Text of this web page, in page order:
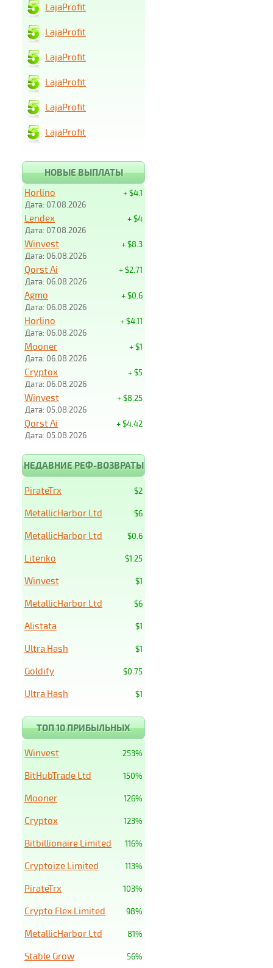
LajaProfit
LajaProfit
LajaProfit
LajaProfit
LajaProfit
LajaProfit
НОВЫЕ ВЫПЛАТЫ
+ $4.1
Horlino
Дата: 07.08.2026
+ $4
Lendex
Дата: 07.08.2026
+ $8.3
Winvest
Дата: 06.08.2026
+ $2.71
Qorst Ai
Дата: 06.08.2026
+ $0.6
Agmo
Дата: 06.08.2026
+ $4.11
Horlino
Дата: 06.08.2026
+ $1
Mooner
Дата: 06.08.2026
+ $5
Cryptox
Дата: 06.08.2026
+ $8.25
Winvest
Дата: 05.08.2026
+ $4.42
Qorst Ai
Дата: 05.08.2026
НЕДАВНИЕ РЕФ-ВОЗВРАТЫ
$2
PirateTrx
$6
MetallicHarbor Ltd
$0.6
MetallicHarbor Ltd
$1.25
Litenko
$1
Winvest
$6
MetallicHarbor Ltd
$1
Alistata
$1
Ultra Hash
$0.75
Goldify
$1
Ultra Hash
ТОП 10 ПРИБЫЛЬНЫХ
253%
Winvest
150%
BitHubTrade Ltd
126%
Mooner
123%
Cryptox
116%
Bitbillionaire Limited
113%
Cryptoize Limited
103%
PirateTrx
98%
Crypto Flex Limited
81%
MetallicHarbor Ltd
56%
Stable Grow